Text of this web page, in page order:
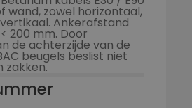
wand, zowel horizontaal,
Ankerafstand
200 mm. Door
de achterzijde van de
beugels beslist niet
zakken.